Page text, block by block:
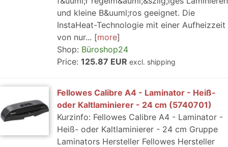
und kleine B&uuml;ros geeignet. Die
InstaHeat-Technologie mit einer Aufheizzeit
von nur...
more
Shop: Büroshop24
Price: 125.87 EUR excl. shipping
Fellowes Calibre A4 - Laminator - Heiß-
oder Kaltlaminierer - 24 cm (5740701)
Kurzinfo: Fellowes Calibre A4 - Laminator -
Heiß- oder Kaltlaminierer - 24 cm Gruppe
Laminators Hersteller Fellowes Hersteller